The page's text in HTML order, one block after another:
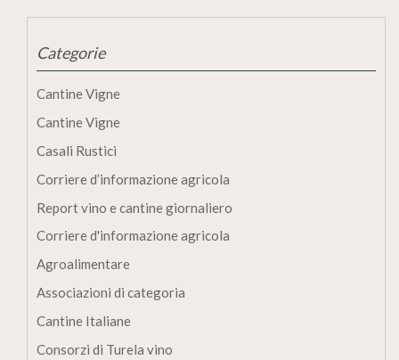
Categorie
Cantine Vigne
Cantine Vigne
Casali Rustici
Corriere d’informazione agricola
Report vino e cantine giornaliero
Corriere d'informazione agricola
Agroalimentare
Associazioni di categoria
Cantine Italiane
Consorzi di Turela vino